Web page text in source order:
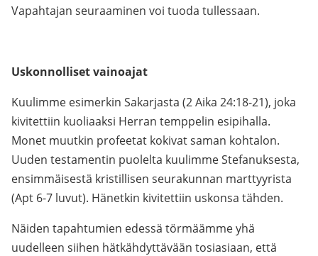
Vapahtajan seuraaminen voi tuoda tullessaan.
Uskonnolliset vainoajat
Kuulimme esimerkin Sakarjasta (2 Aika 24:18-21), joka
kivitettiin kuoliaaksi Herran temppelin esipihalla.
Monet muutkin profeetat kokivat saman kohtalon.
Uuden testamentin puolelta kuulimme Stefanuksesta,
ensimmäisestä kristillisen seurakunnan marttyyrista
(Apt 6-7 luvut). Hänetkin kivitettiin uskonsa tähden.
Näiden tapahtumien edessä törmäämme yhä
uudelleen siihen hätkähdyttävään tosiasiaan, että